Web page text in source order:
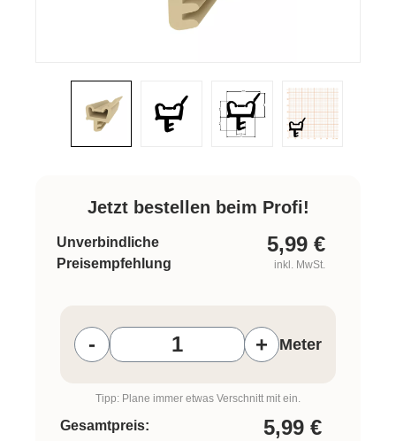
Jetzt bestellen beim Profi!
Unverbindliche
Preisempfehlung
5,99 €
inkl. MwSt.
- + Meter
Tipp: Plane immer etwas Verschnitt mit ein.
Gesamtpreis: 5,99 €